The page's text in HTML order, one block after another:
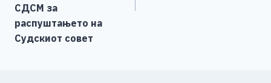
СДСМ за
распуштањето на
Судскиот совет